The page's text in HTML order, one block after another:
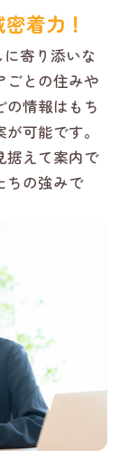
着力！
寄り添いな
ごとの住みや
情報はもち
可能です。
据えて案内で
ちの強みで